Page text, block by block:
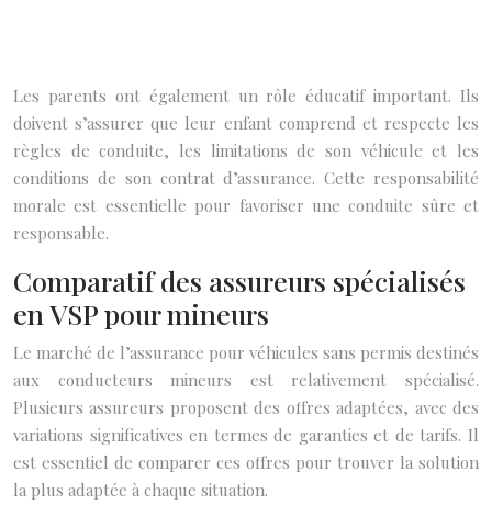
Les parents ont également un rôle éducatif important. Ils
doivent s’assurer que leur enfant comprend et respecte les
règles de conduite, les limitations de son véhicule et les
conditions de son contrat d’assurance. Cette responsabilité
morale est essentielle pour favoriser une conduite sûre et
responsable.
Comparatif des assureurs spécialisés
en VSP pour mineurs
Le marché de l’assurance pour véhicules sans permis destinés
aux conducteurs mineurs est relativement spécialisé.
Plusieurs assureurs proposent des offres adaptées, avec des
variations significatives en termes de garanties et de tarifs. Il
est essentiel de comparer ces offres pour trouver la solution
la plus adaptée à chaque situation.